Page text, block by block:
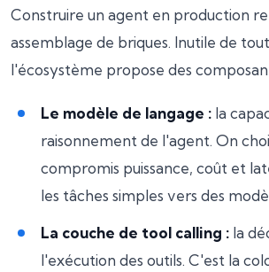
Construire un agent en production
assemblage de briques. Inutile de
l'écosystème propose des
Le modèle de langage : la
raisonnement de l'agent. On
compromis puissance, coût et
les tâches simples vers des
La couche de tool calling : la
l'exécution des outils. C'est la